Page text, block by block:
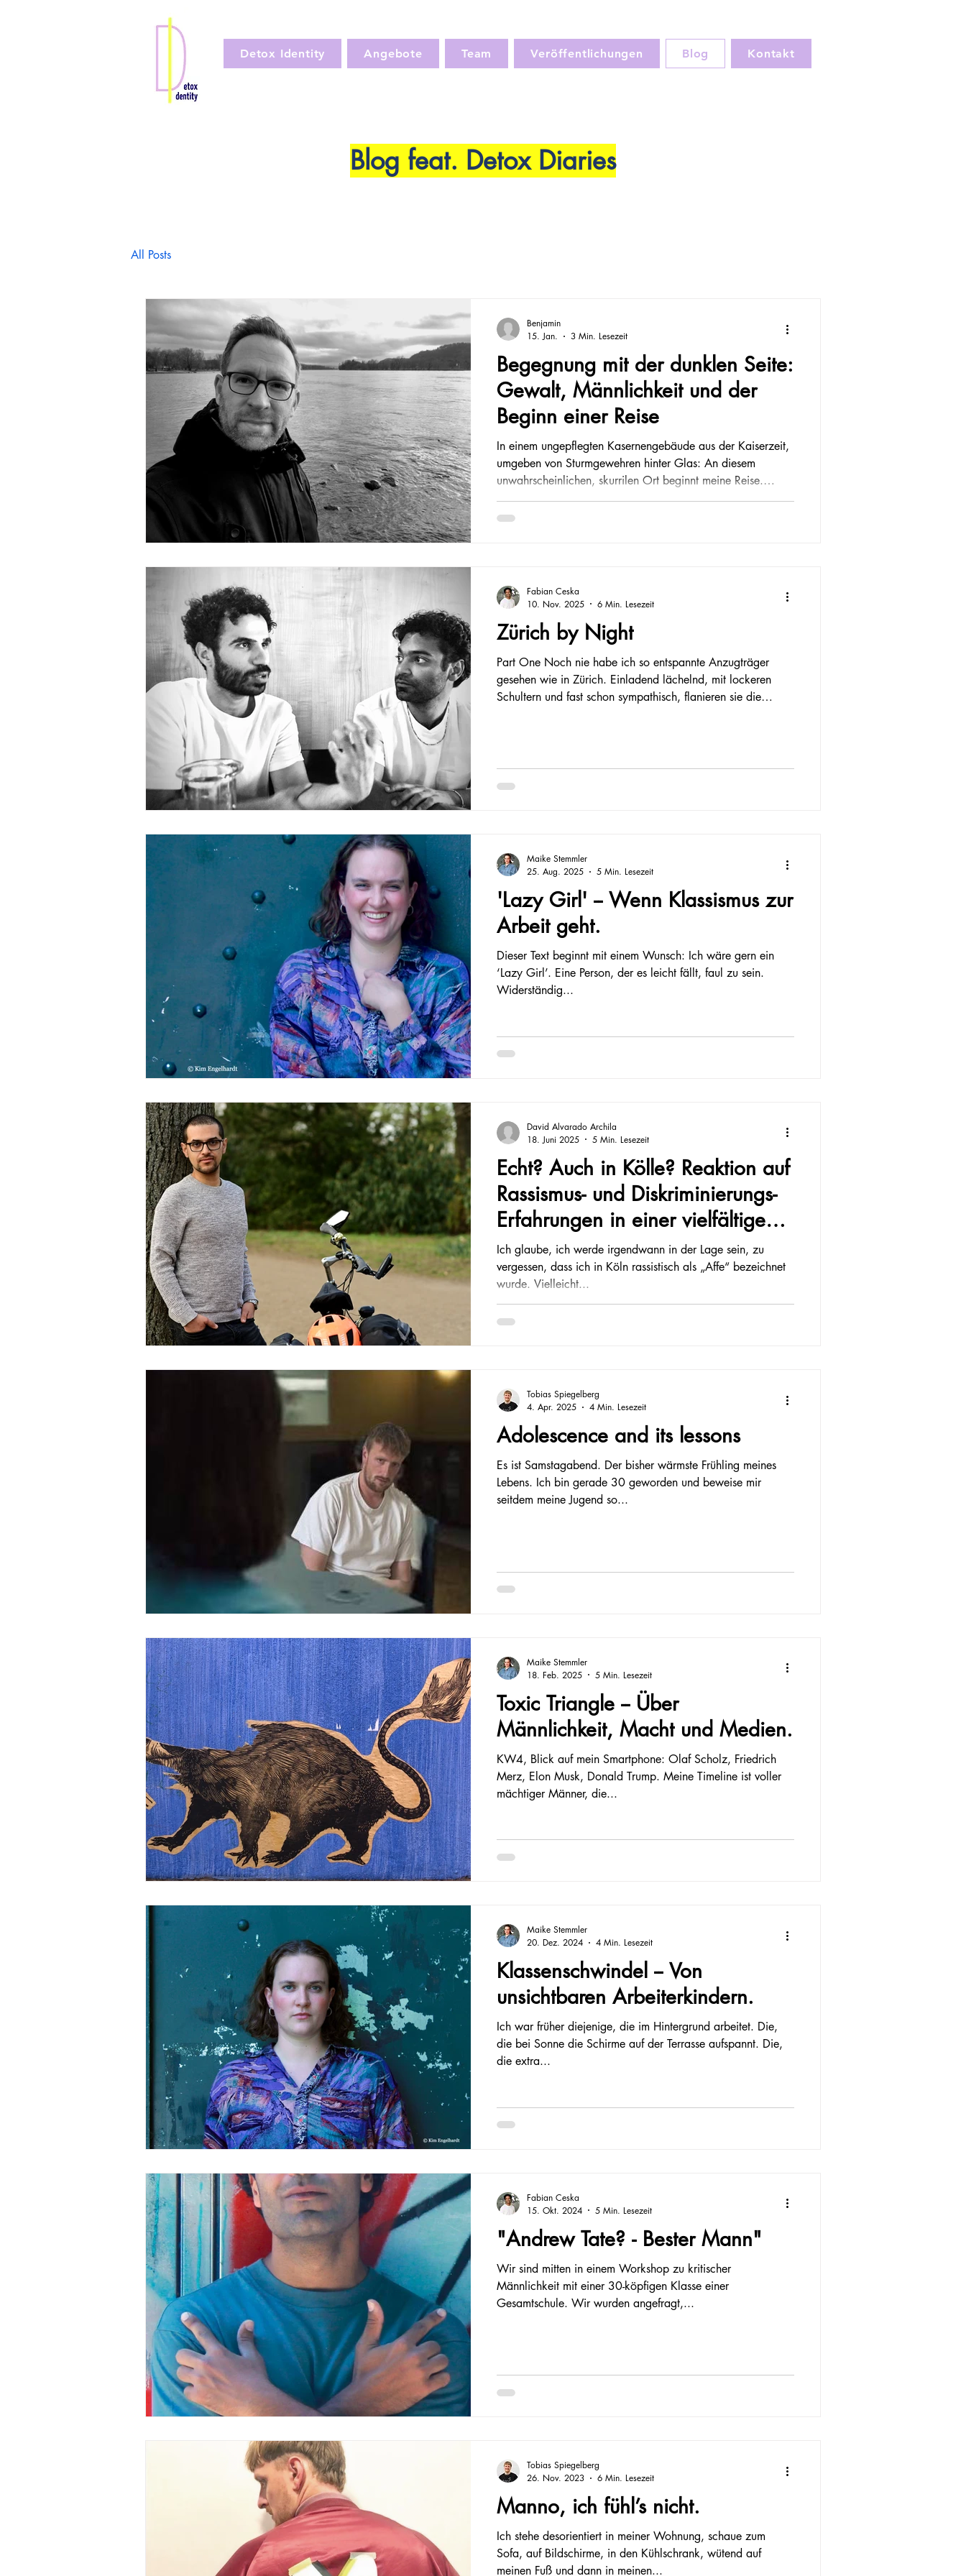
Detox Identity Angebote Team Veröffentlichungen Blog Kontakt
Blog feat. Detox Diaries
All Posts
Begegnung mit der dunklen Seite:
Gewalt, Männlichkeit und der
Beginn einer Reise
In einem ungepflegten Kasernengebäude aus der Kaiserzeit,
umgeben von Sturmgewehren hinter Glas: An diesem
unwahrscheinlichen, skurrilen Ort beginnt meine Reise.
Hinter mir liegt ein Museumsbesuch in der „Wehrtechnischen
Studiensammlung“ in Koblenz, der mich verstört und
Ego wichtiger war als die Verantw
Benjamin
15. Jan.
3 Min. Lesezeit
Zürich by Night
Part One Noch nie habe ich so entspannte Anzugträger
gesehen wie in Zürich. Einladend lächelnd, mit lockeren
Schultern und fast schon sympathisch, flanieren sie die
die Krawatte zieht sich wie eine Schlinge bei jedem meiner
Lockerungsversuche enger zusammen und wenn ich
Fabian Ceska
10. Nov. 2025
6 Min. Lesezeit
'Lazy Girl' -- Wenn Klassismus zur
Arbeit geht.
Dieser Text beginnt mit einem Wunsch: Ich wäre gern ein
‘Lazy Girl’. Eine Person, der es leicht fällt, faul zu sein.
Widerständig...
Maike Stemmler
25. Aug. 2025
5 Min. Lesezeit
Echt? Auch in Kölle? Reaktion auf
Rassismus- und Diskriminierungs-
Erfahrungen in einer vielfältigen
Stadt
Ich glaube, ich werde irgendwann in der Lage sein, zu
vergessen, dass ich in Köln rassistisch als „Affe“ bezeichnet
wurde. Vielleicht...
David Alvarado Archila
18. Juni 2025
5 Min. Lesezeit
Adolescence and its lessons
Es ist Samstagabend. Der bisher wärmste Frühling meines
Lebens. Ich bin gerade 30 geworden und beweise mir
seitdem meine Jugend so...
Tobias Spiegelberg
4. Apr. 2025
4 Min. Lesezeit
Toxic Triangle -- Über
Männlichkeit, Macht und Medien.
KW4, Blick auf mein Smartphone: Olaf Scholz, Friedrich
Merz, Elon Musk, Donald Trump. Meine Timeline ist voller
mächtiger Männer, die...
Maike Stemmler
18. Feb. 2025
5 Min. Lesezeit
Klassenschwindel -- Von
unsichtbaren Arbeiterkindern.
Ich war früher diejenige, die im Hintergrund arbeitet. Die,
die bei Sonne die Schirme auf der Terrasse aufspannt. Die,
die extra...
Maike Stemmler
20. Dez. 2024
4 Min. Lesezeit
"Andrew Tate? - Bester Mann"
Wir sind mitten in einem Workshop zu kritischer
Männlichkeit mit einer 30-köpfigen Klasse einer
Gesamtschule. Wir wurden angefragt,...
Fabian Ceska
15. Okt. 2024
5 Min. Lesezeit
Manno, ich fühl’s nicht.
Ich stehe desorientiert in meiner Wohnung, schaue zum
Sofa, auf Bildschirme, in den Kühlschrank, wütend auf
meinen Fuß und dann in meinen...
Tobias Spiegelberg
26. Nov. 2023
6 Min. Lesezeit